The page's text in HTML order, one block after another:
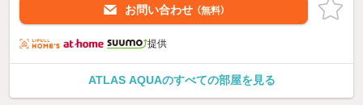
お問い合わせ （無料）
提供
ATLAS AQUAのすべての部屋を見る